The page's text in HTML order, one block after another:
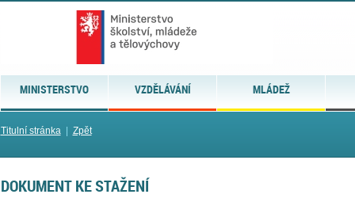
MINISTERSTVO VZDĚLÁVÁNÍ MLÁDEŽ
Titulní stránka| Zpět
DOKUMENT KE STAŽENÍ